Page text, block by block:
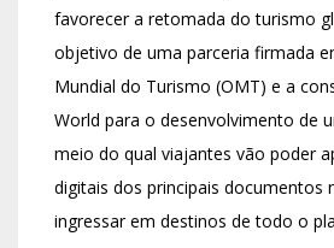
favorecer a retomada do turismo
objetivo de uma parceria firmada
Mundial do Turismo (OMT) e a
World para o desenvolvimento de
meio do qual viajantes vão poder
digitais dos principais documentos
ingressar em destinos de todo o